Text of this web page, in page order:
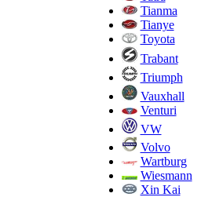
Tianma
Tianye
Toyota
Trabant
Triumph
Vauxhall
Venturi
VW
Volvo
Wartburg
Wiesmann
Xin Kai